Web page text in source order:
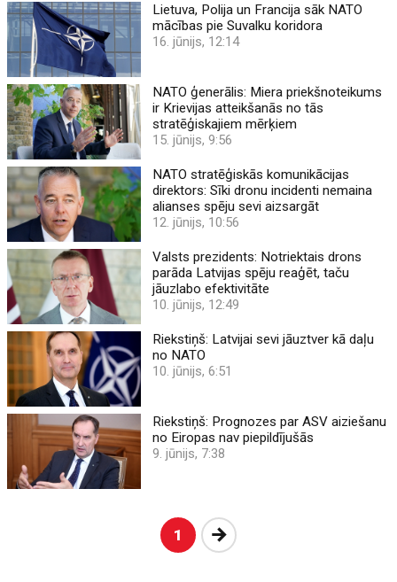
Lietuva, Polija un Francija sāk NATO
mācības pie Suvalku koridora
16. jūnijs, 12:14
NATO ģenerālis: Miera priekšnoteikums
ir Krievijas atteikšanās no tās
stratēģiskajiem mērķiem
15. jūnijs, 9:56
NATO stratēģiskās komunikācijas
direktors: Sīki dronu incidenti nemaina
alianses spēju sevi aizsargāt
12. jūnijs, 10:56
Valsts prezidents: Notriektais drons
parāda Latvijas spēju reaģēt, taču
jāuzlabo efektivitāte
10. jūnijs, 12:49
Riekstiņš: Latvijai sevi jāuztver kā daļu
no NATO
10. jūnijs, 6:51
Riekstiņš: Prognozes par ASV aiziešanu
no Eiropas nav piepildījušās
9. jūnijs, 7:38
1 Nākošā